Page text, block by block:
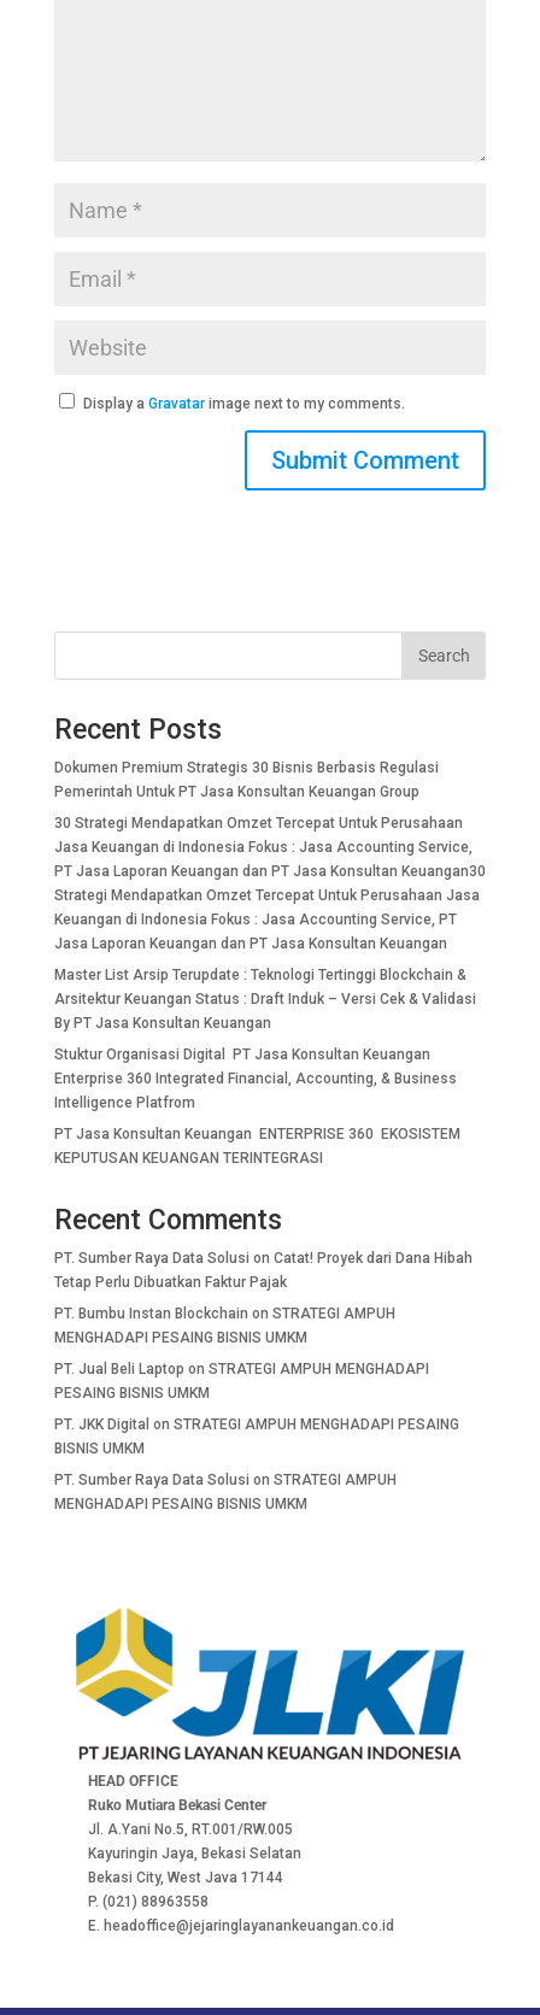
Display a Gravatarimage next to my comments.
Search
Recent Posts
Dokumen Premium Strategis 30 Bisnis Berbasis Regulasi
Pemerintah Untuk PT Jasa Konsultan Keuangan Group
30 Strategi Mendapatkan Omzet Tercepat Untuk Perusahaan
Jasa Keuangan di Indonesia Fokus : Jasa Accounting Service,
PT Jasa Laporan Keuangan dan PT Jasa Konsultan Keuangan30
Strategi Mendapatkan Omzet Tercepat Untuk Perusahaan Jasa
Keuangan di Indonesia Fokus : Jasa Accounting Service, PT
Jasa Laporan Keuangan dan PT Jasa Konsultan Keuangan
Master List Arsip Terupdate : Teknologi Tertinggi Blockchain &
Arsitektur Keuangan Status : Draft Induk – Versi Cek & Validasi
By PT Jasa Konsultan Keuangan
Stuktur Organisasi Digital PT Jasa Konsultan Keuangan
Enterprise 360 Integrated Financial, Accounting, & Business
Intelligence Platfrom
PT Jasa Konsultan Keuangan ENTERPRISE 360 EKOSISTEM
KEPUTUSAN KEUANGAN TERINTEGRASI
Recent Comments
PT. Sumber Raya Data Solusi on Catat! Proyek dari Dana Hibah
Tetap Perlu Dibuatkan Faktur Pajak
PT. Bumbu Instan Blockchain on STRATEGI AMPUH
MENGHADAPI PESAING BISNIS UMKM
PT. Jual Beli Laptop on STRATEGI AMPUH MENGHADAPI
PESAING BISNIS UMKM
PT. JKK Digital on STRATEGI AMPUH MENGHADAPI PESAING
BISNIS UMKM
PT. Sumber Raya Data Solusi on STRATEGI AMPUH
MENGHADAPI PESAING BISNIS UMKM
HEAD OFFICE
Ruko Mutiara Bekasi Center
Jl. A.Yani No.5, RT.001/RW.005
Kayuringin Jaya, Bekasi Selatan
Bekasi City, West Java 17144
P. (021) 88963558
E. headoffice@jejaringlayanankeuangan.co.id